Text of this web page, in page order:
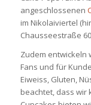
angeschlossenen
im Nikolaiviertel
Chausseestraße
Zudem entwickeln
Fans und für
Eiweiss, Gluten,
beachtet, dass wir